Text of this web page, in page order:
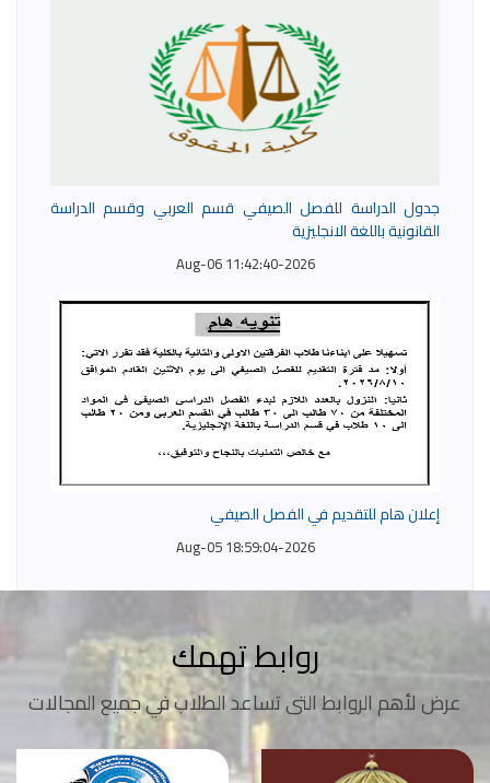
جدول الدراسة للفصل الصيفي قسم العربي وقسم الدراسة
القانونية باللغة الانجليزية
2026-Aug-06 11:42:40
إعلان هام للتقديم في الفصل الصيفي
2026-Aug-05 18:59:04
روابط تهمك
عرض لأهم الروابط التى تساعد الطلاب في جميع المجالات